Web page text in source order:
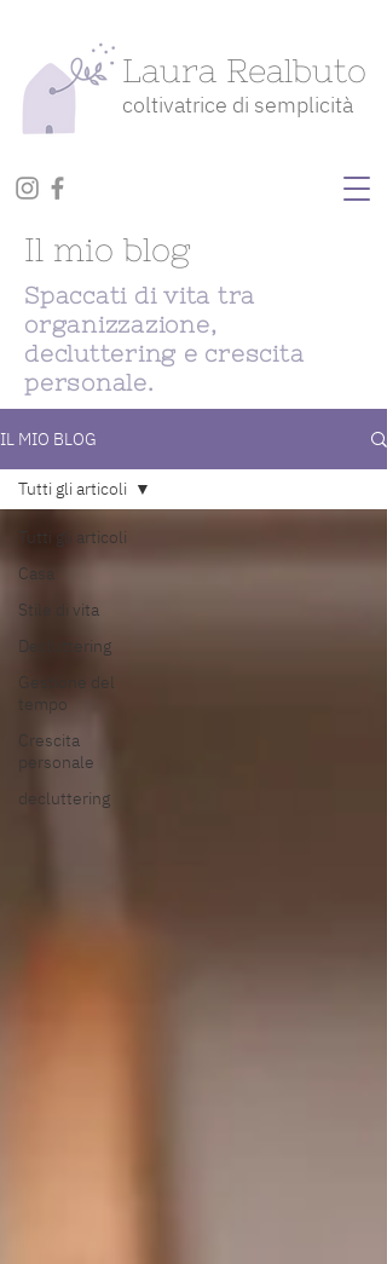
Laura Realbuto
coltivatrice di semplicità
Il mio blog
Spaccati di vita tra
organizzazione,
decluttering e crescita
personale.
IL MIO BLOG
Tutti gli articoli
Casa
Stile di vita
Decluttering
Gestione del
tempo
Crescita
personale
decluttering
Tutti gli articoli